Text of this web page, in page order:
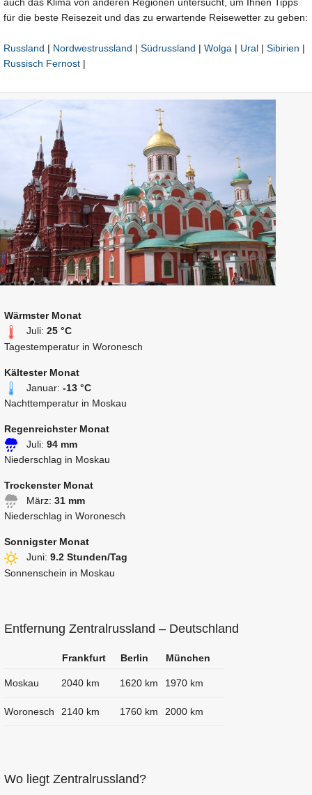
auch das Klima von anderen Regionen untersucht, um Ihnen Tipps
für die beste Reisezeit und das zu erwartende Reisewetter zu geben:
Russland | Nordwestrussland | Südrussland | Wolga | Ural | Sibirien |
Russisch Fernost |
Wärmster Monat
Juli: 25 °C
Tagestemperatur in Woronesch
Kältester Monat
Januar: -13 °C
Nachttemperatur in Moskau
Regenreichster Monat
Juli: 94 mm
Niederschlag in Moskau
Trockenster Monat
März: 31 mm
Niederschlag in Woronesch
Sonnigster Monat
Juni: 9.2 Stunden/Tag
Sonnenschein in Moskau
Entfernung Zentralrussland – Deutschland
Frankfurt Berlin München
Moskau 2040 km 1620 km 1970 km
Woronesch 2140 km 1760 km 2000 km
Wo liegt Zentralrussland?